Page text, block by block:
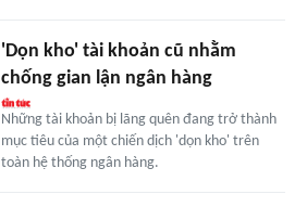
'Dọn kho' tài khoản cũ nhằm
chống gian lận ngân hàng
Những tài khoản bị lãng quên đang trở thành
mục tiêu của một chiến dịch 'dọn kho' trên
toàn hệ thống ngân hàng.